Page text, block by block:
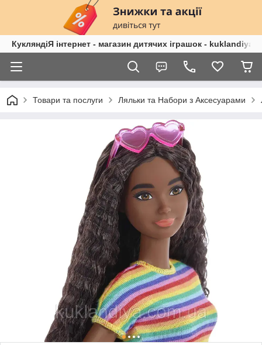
КукляндіЯ інтернет - магазин дитячих іграшок -
Товари та послуги Ляльки та Набори з Аксесуарами